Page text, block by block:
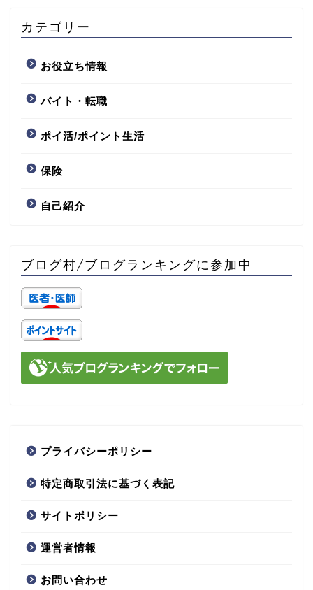
カテゴリー
お役立ち情報
バイト・転職
ポイ活/ポイント生活
保険
自己紹介
ブログ村/ブログランキングに参加中
プライバシーポリシー
特定商取引法に基づく表記
サイトポリシー
運営者情報
お問い合わせ